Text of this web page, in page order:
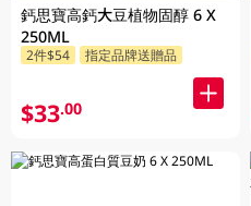
鈣思寶高鈣大豆植物固醇 6 X
250ML
2件$54 指定品牌送贈品
$33.00